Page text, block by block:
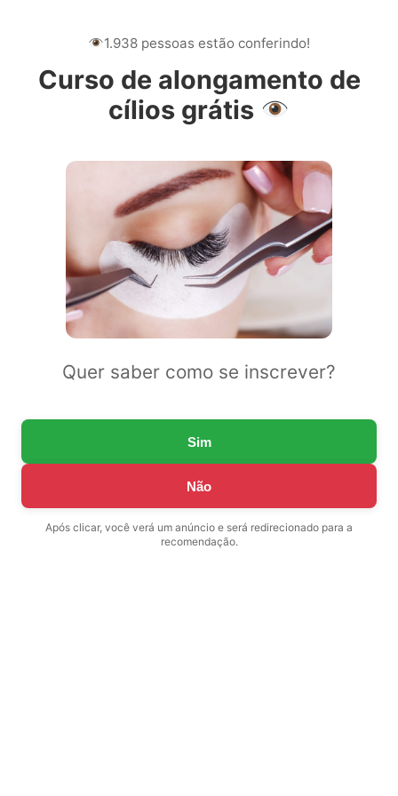
1.938 pessoas estão conferindo!
Curso de alongamento de
cílios grátis
Quer saber como se inscrever?
Sim
Não
Após clicar, você verá um anúncio e será redirecionado para a
recomendação.